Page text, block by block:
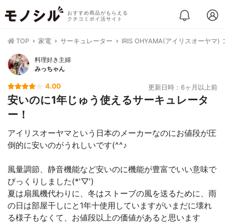
おすすめ商品がもらえる
クチコミポイ活サイト
TOP 家電 サーキュレーター IRIS OHYAMA(アイリスオーヤマ)
料理好き主婦
みっちゃん
4.00 更新日時：6ヶ月以上前
安いのに1年じゅう使えるサーキュレータ
ー！
アイリスオーヤマという日本のメーカーなのにお値段が圧
倒的に安いのがうれしいです(^^♪
風量調節、静音機能など安いのに機能が豊富でいい意味で
びっくりしました(*'▽')
夏は扇風機代わりに、冬はストーブの風を送るために、雨
の日は部屋干しにと1年十使用していますがいまだに壊れ
る様子もなくて、お値段以上の価値があると思います